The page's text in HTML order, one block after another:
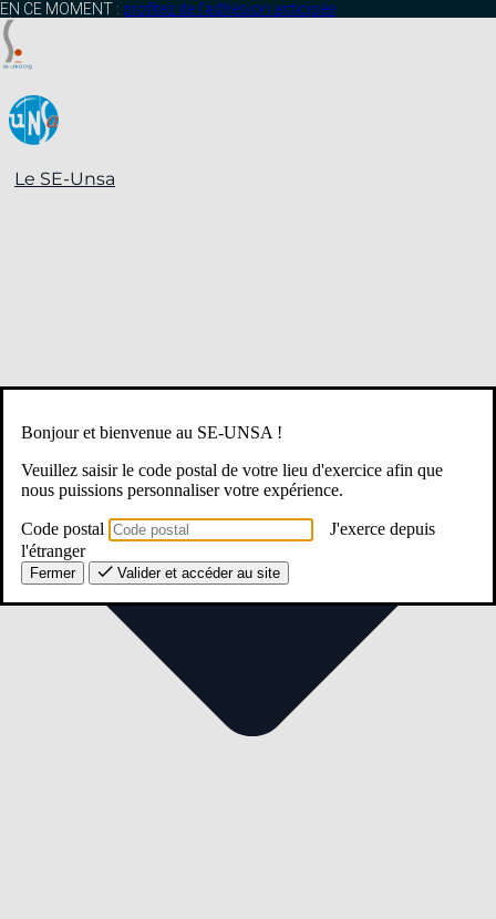
principal
EN CE MOMENT : profitez de l’adhésion anticipée
Le SE-Unsa
Bonjour et bienvenue au SE-UNSA !
Veuillez saisir le code postal de votre lieu d'exercice afin que
nous puissions personnaliser votre expérience.
Code postal
J'exerce depuis
l'étranger
Fermer Valider et accéder au site